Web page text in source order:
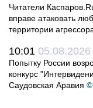
Читатели
вправе атаковать
территории
10:01 05.08.2026
Попытку России
конкурс
Саудовская Аравия ©